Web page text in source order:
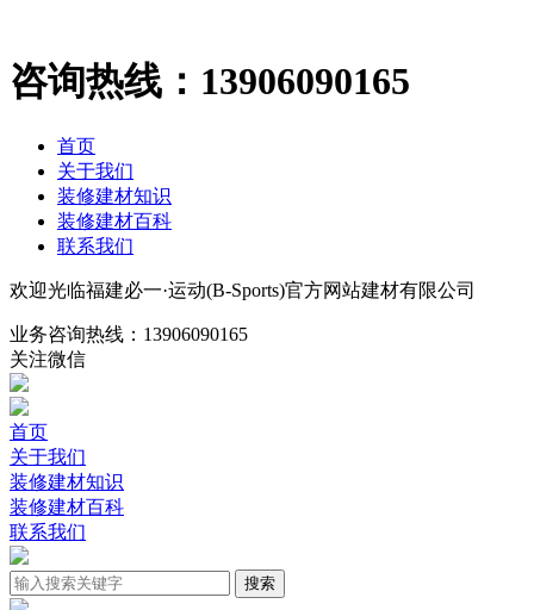
咨询热线： 13906090165
首页
关于我们
装修建材知识
装修建材百科
联系我们
欢迎光临福建必一·运动(B-Sports)官方网站建材有限公司
业务咨询热线： 13906090165
关注微信
首页
关于我们
装修建材知识
装修建材百科
联系我们